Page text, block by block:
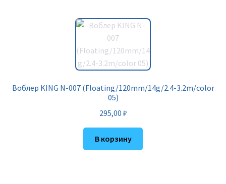
Воблер KING N-007 (Floating/120mm/14g/2.4-3.2m/color
05)
295,00 ₽
В корзину